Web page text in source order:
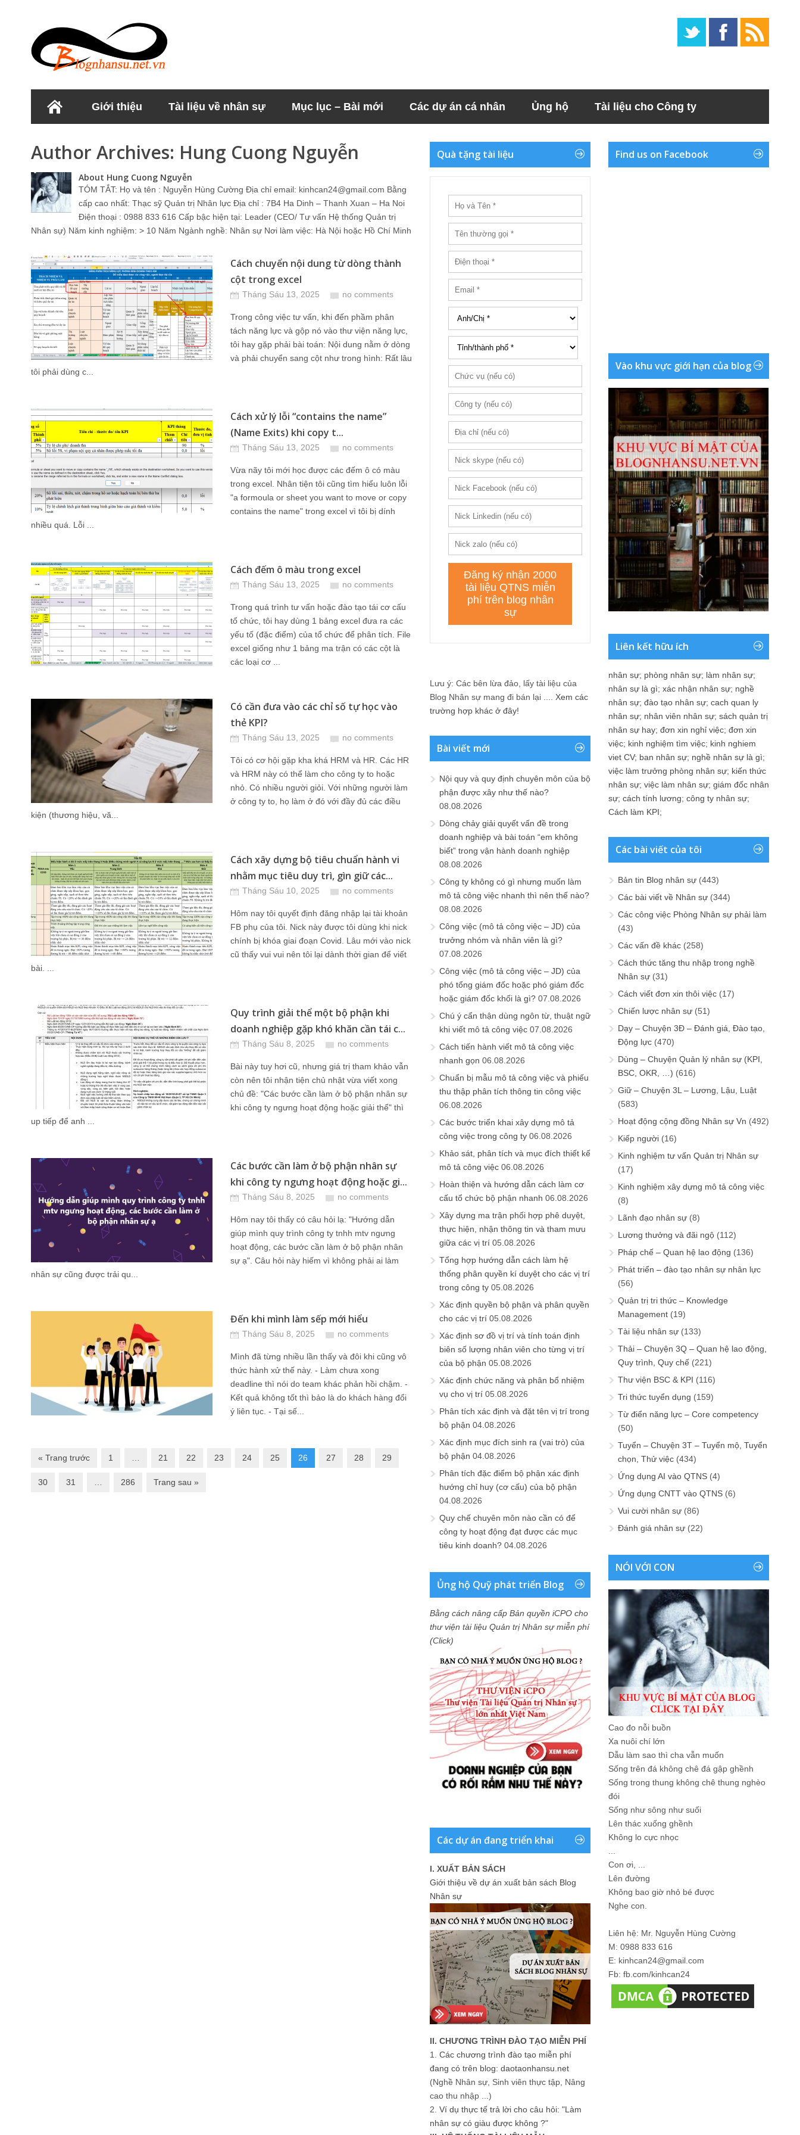
Giới thiệu Tài liệu về nhân sự Mục lục – Bài mới Các dự án cá nhân Ủng hộ Tài liệu cho Công ty
Author Archives: Hung Cuong Nguyễn
About Hung Cuong Nguyễn
TÓM TẮT: Họ và tên : Nguyễn Hùng Cường Địa chỉ email: kinhcan24@gmail.com Bằng
cấp cao nhất: Thạc sỹ Quản trị Nhân lực Địa chỉ : 7B4 Ha Dinh – Thanh Xuan – Ha Noi
Điện thoại : 0988 833 616 Cấp bậc hiện tại: Leader (CEO/ Tư vấn Hệ thống Quản trị
Nhân sự) Năm kinh nghiệm: > 10 Năm Ngành nghề: Nhân sự Nơi làm việc: Hà Nội hoặc Hồ Chí Minh
Cách chuyển nội dung từ dòng thành
cột trong excel
Tháng Sáu 13, 2025 no comments
Trong công việc tư vấn, khi đến phầm phân
tách năng lực và gộp nó vào thư viện năng lực,
tôi hay gặp phải bài toán: Nội dung nằm ở dòng
và phải chuyển sang cột như trong hình: Rất lâu
tôi phải dùng c...
Cách xử lý lỗi “contains the name”
(Name Exits) khi copy t...
Tháng Sáu 13, 2025 no comments
Vừa nãy tôi mới học được các đếm ô có màu
trong excel. Nhân tiện tôi cũng tìm hiểu luôn lỗi
"a formoula or sheet you want to move or copy
contains the name" trong excel vì tôi bị dính
nhiều quá. Lỗi ...
Cách đếm ô màu trong excel
Tháng Sáu 13, 2025 no comments
Trong quá trình tư vấn hoặc đào tạo tái cơ cấu
tổ chức, tôi hay dùng 1 bảng excel đưa ra các
yếu tố (đặc điểm) của tổ chức để phân tích. File
excel giống như 1 bảng ma trận có các cột là
các loại cơ ...
Có cần đưa vào các chỉ số tự học vào
thẻ KPI?
Tháng Sáu 13, 2025 no comments
Tôi có cơ hội gặp kha khá HRM và HR. Các HR
và HRM này có thể làm cho công ty to hoặc
nhỏ. Có nhiều người giỏi. Với những người làm
ở công ty to, họ làm ở đó với đầy đủ các điều
kiện (thương hiệu, vă...
Cách xây dựng bộ tiêu chuẩn hành vi
nhằm mục tiêu duy trì, gìn giữ các...
Tháng Sáu 10, 2025 no comments
Hôm nay tôi quyết định đăng nhập lại tài khoản
FB phụ của tôi. Nick này được tôi dùng khi nick
chính bị khóa giai đoạn Covid. Lâu mới vào nick
cũ thấy vui vui nên tôi lại dành thời gian để viết
bài. ...
Quy trình giải thể một bộ phận khi
doanh nghiệp gặp khó khăn cần tái c...
Tháng Sáu 8, 2025 no comments
Bài này tuy hơi cũ, nhưng giá trị tham khảo vẫn
còn nên tôi nhận tiện chủ nhật vừa viết xong
chủ đề: "Các bước cần làm ở bộ phận nhân sự
khi công ty ngưng hoạt động hoặc giải thể" thì
up tiếp để anh ...
Các bước cần làm ở bộ phận nhân sự
khi công ty ngưng hoạt động hoặc gi...
Tháng Sáu 8, 2025 no comments
Hôm nay tôi thấy có câu hỏi lạ: "Hướng dẫn
giúp mình quy trình công ty tnhh mtv ngưng
hoạt động, các bước cần làm ở bộ phận nhân
sự ạ". Câu hỏi này hiếm vì không phải ai làm
nhân sự cũng được trải qu...
Đến khi mình làm sếp mới hiểu
Tháng Sáu 8, 2025 no comments
Mình đã từng nhiều lần thấy và đôi khi cũng vô
thức hành xử thế này. - Làm chưa xong
deadline thì nói do team khác phản hồi chậm. -
Kết quả không tốt thì bảo là do khách hàng đổi
ý liên tục. - Tại sế...
« Trang trước 1 21 22 23 24 25 26 27 28 29
30 31 286 Trang sau »
Quà tặng tài liệu
Lưu ý: Các bên lừa đảo, lấy tài liệu của
Blog Nhân sự mang đi bán lại .... Xem các
trường hợp khác ở đây!
Bài viết mới
Nội quy và quy định chuyên môn của bộ
phận được xây như thế nào?
08.08.2026
Dòng chảy giải quyết vấn đề trong
doanh nghiệp và bài toán “em không
biết” trong vận hành doanh nghiệp
08.08.2026
Công ty không có gì nhưng muốn làm
mô tả công việc nhanh thì nên thế nào?
08.08.2026
Công việc (mô tả công việc – JD) của
trưởng nhóm và nhân viên là gì?
07.08.2026
Công việc (mô tả công việc – JD) của
phó tổng giám đốc hoặc phó giám đốc
hoặc giám đốc khối là gì? 07.08.2026
Chú ý cẩn thận dùng ngôn từ, thuật ngữ
khi viết mô tả công việc 07.08.2026
Cách tiến hành viết mô tả công việc
nhanh gọn 06.08.2026
Chuẩn bị mẫu mô tả công việc và phiếu
thu thập phân tích thông tin công việc
06.08.2026
Các bước triển khai xây dựng mô tả
công việc trong công ty 06.08.2026
Khảo sát, phân tích và mục đích thiết kế
mô tả công việc 06.08.2026
Hoàn thiện và hướng dẫn cách làm cơ
cấu tổ chức bộ phận nhanh 06.08.2026
Xây dựng ma trận phối hợp phê duyệt,
thực hiện, nhận thông tin và tham mưu
giữa các vị trí 05.08.2026
Tổng hợp hướng dẫn cách làm hệ
thống phân quyền kí duyệt cho các vị trí
trong công ty 05.08.2026
Xác định quyền bộ phận và phân quyền
cho các vị trí 05.08.2026
Xác định sơ đồ vị trí và tính toán định
biên số lượng nhân viên cho từng vị trí
của bộ phận 05.08.2026
Xác định chức năng và phân bổ nhiệm
vụ cho vị trí 05.08.2026
Phân tích xác định và đặt tên vị trí trong
bộ phận 04.08.2026
Xác định mục đích sinh ra (vai trò) của
bộ phận 04.08.2026
Phân tích đặc điểm bộ phận xác định
hướng chỉ huy (cơ cấu) của bộ phận
04.08.2026
Quy chế chuyên môn nào cần có để
công ty hoạt động đạt được các mục
tiêu kinh doanh? 04.08.2026
Ủng hộ Quỹ phát triển Blog
Bằng cách nâng cấp Bản quyền iCPO cho
thư viện tài liệu Quản trị Nhân sự miễn phí
(Click)
Các dự án đang triển khai
I. XUẤT BẢN SÁCH
Giới thiệu về dự án xuất bản sách Blog
Nhân sự
II. CHƯƠNG TRÌNH ĐÀO TẠO MIỄN PHÍ
1. Các chương trình đào tạo miễn phí
đang có trên blog: daotaonhansu.net
(Nghề Nhân sự, Sinh viên thực tập, Nâng
cao thu nhập ...)
2. Ví dụ thực tế trả lời cho câu hỏi: "Làm
nhân sự có giàu được không ?"
Find us on Facebook
Vào khu vực giới hạn của blog
Liên kết hữu ích
nhân sự; phòng nhân sự; làm nhân sự;
nhân sự là gì; xác nhận nhân sự; nghề
nhân sự; đào tạo nhân sự; cach quan ly
nhân sự; nhân viên nhân sự; sách quản trị
nhân sự hay; đơn xin nghỉ việc; đơn xin
việc; kinh nghiệm tìm việc; kinh nghiem
viet CV; ban nhân sự; nghề nhân sự là gì;
việc làm trưởng phòng nhân sự; kiến thức
nhân sự; việc làm nhân sự; giám đốc nhân
sự; cách tính lương; công ty nhân sự;
Cách làm KPI;
Các bài viết của tôi
Bản tin Blog nhân sự (443)
Các bài viết về Nhân sự (344)
Các công việc Phòng Nhân sự phải làm
(43)
Các vấn đề khác (258)
Cách thức tăng thu nhập trong nghề
Nhân sự (31)
Cách viết đơn xin thôi việc (17)
Chiến lược nhân sự (51)
Dạy – Chuyện 3Đ – Đánh giá, Đào tạo,
Động lực (470)
Dùng – Chuyện Quản lý nhân sự (KPI,
BSC, OKR, …) (616)
Giữ – Chuyện 3L – Lương, Lậu, Luật
(583)
Hoạt động cộng đồng Nhân sự Vn (492)
Kiếp người (16)
Kinh nghiệm tư vấn Quản trị Nhân sự
(17)
Kinh nghiệm xây dựng mô tả công việc
(8)
Lãnh đạo nhân sự (8)
Lương thưởng và đãi ngộ (112)
Pháp chế – Quan hệ lao động (136)
Phát triển – đào tạo nhân sự nhân lực
(56)
Quản trị tri thức – Knowledge
Management (19)
Tài liệu nhân sự (133)
Thải – Chuyện 3Q – Quan hệ lao động,
Quy trình, Quy chế (221)
Thư viện BSC & KPI (116)
Tri thức tuyển dụng (159)
Từ điển năng lực – Core competency
(50)
Tuyển – Chuyện 3T – Tuyển mộ, Tuyển
chọn, Thử việc (434)
Ứng dụng AI vào QTNS (4)
Ứng dụng CNTT vào QTNS (6)
Vui cười nhân sự (86)
Đánh giá nhân sự (22)
NÓI VỚI CON
Cao đo nỗi buồn
Xa nuôi chí lớn
Dẫu làm sao thì cha vẫn muốn
Sống trên đá không chê đá gập ghềnh
Sống trong thung không chê thung nghèo
đói
Sống như sông như suối
Lên thác xuống ghềnh
Không lo cực nhọc
Con ơi, ...
Lên đường
Không bao giờ nhỏ bé được
Nghe con.
Liên hệ: Mr. Nguyễn Hùng Cường
M: 0988 833 616
E: kinhcan24@gmail.com
Fb: fb.com/kinhcan24